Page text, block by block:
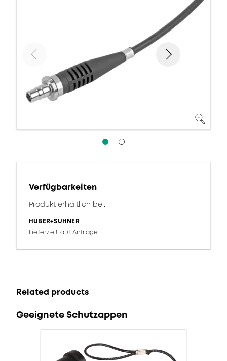
Verfügbarkeiten
Produkt erhältlich bei:
HUBER+SUHNER
Lieferzeit auf Anfrage
Related products
Geeignete Schutzappen